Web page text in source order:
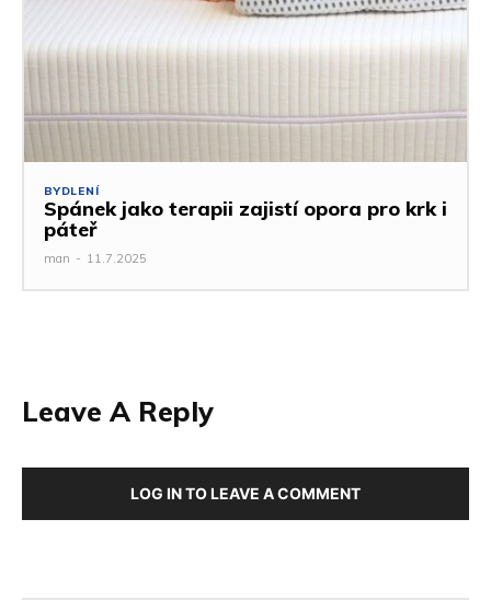
BYDLENÍ
Spánek jako terapii zajistí opora pro krk i
páteř
man - 11.7.2025
Leave A Reply
LOG IN TO LEAVE A COMMENT